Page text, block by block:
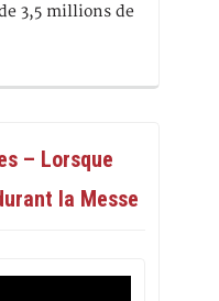
3,5 millions de
– Lorsque
la Messe